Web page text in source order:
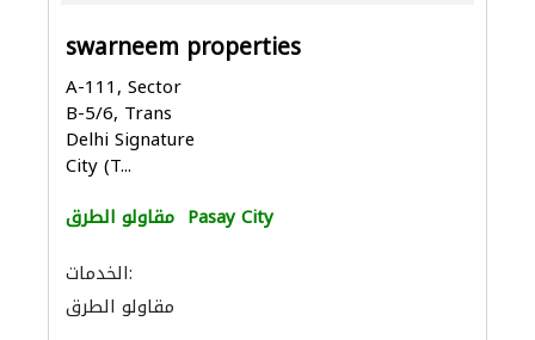
swarneem properties
A-111, Sector
B-5/6, Trans
Delhi Signature
City (T...
مقاولو الطرق Pasay City
الخدمات:
مقاولو الطرق